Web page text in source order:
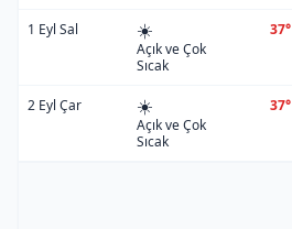
1 Eyl Sal ☀️
Açık ve Çok
Sıcak
37°
2 Eyl Çar ☀️
Açık ve Çok
Sıcak
37°